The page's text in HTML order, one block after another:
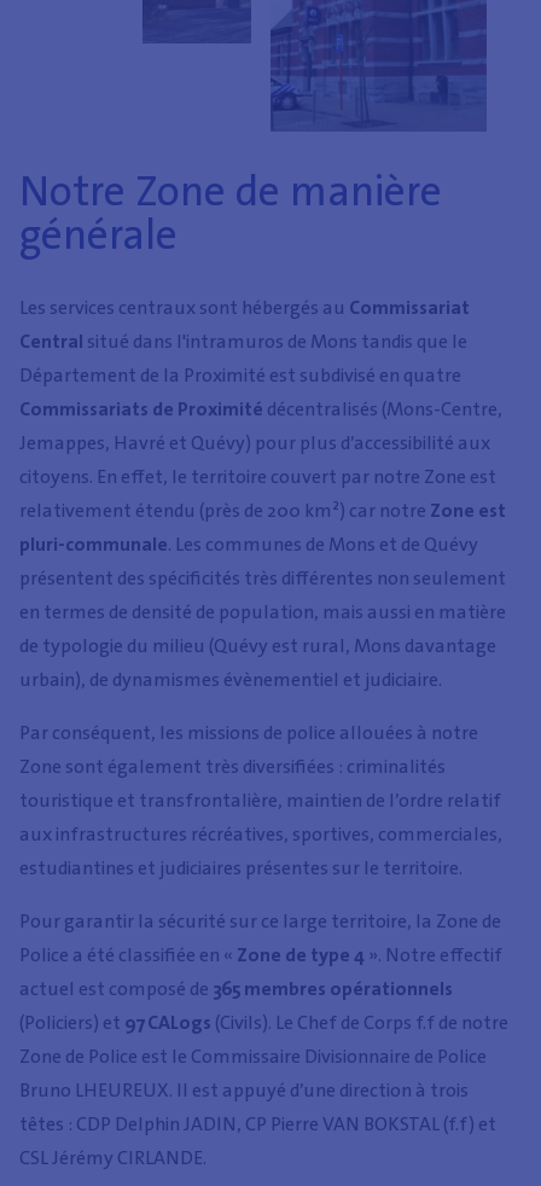
Notre Zone de manière
générale
Les services centraux sont hébergés au Commissariat
Central situé dans l'intramuros de Mons tandis que le
Département de la Proximité est subdivisé en quatre
Commissariats de Proximité décentralisés (Mons-Centre,
Jemappes, Havré et Quévy) pour plus d’accessibilité aux
citoyens. En effet, le territoire couvert par notre Zone est
relativement étendu (près de 200 km²) car notre Zone est
pluri-communale. Les communes de Mons et de Quévy
présentent des spécificités très différentes non seulement
en termes de densité de population, mais aussi en matière
de typologie du milieu (Quévy est rural, Mons davantage
urbain), de dynamismes évènementiel et judiciaire.
Par conséquent, les missions de police allouées à notre
Zone sont également très diversifiées : criminalités
touristique et transfrontalière, maintien de l’ordre relatif
aux infrastructures récréatives, sportives, commerciales,
estudiantines et judiciaires présentes sur le territoire.
Pour garantir la sécurité sur ce large territoire, la Zone de
Police a été classifiée en « Zone de type 4 ». Notre effectif
actuel est composé de 365 membres opérationnels
(Policiers) et 97 CALogs (Civils). Le Chef de Corps f.f de notre
Zone de Police est le Commissaire Divisionnaire de Police
Bruno LHEUREUX. Il est appuyé d’une direction à trois
têtes : CDP Delphin JADIN, CP Pierre VAN BOKSTAL (f.f) et
CSL Jérémy CIRLANDE.